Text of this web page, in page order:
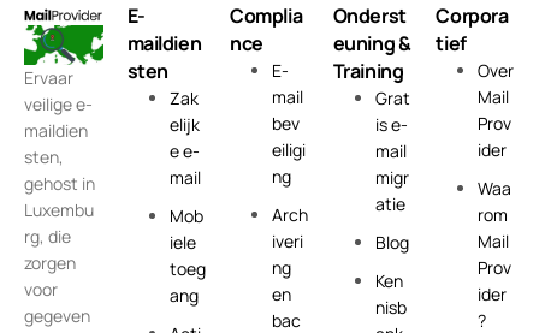
Ervaar
veilige e-
maildien
sten,
gehost in
Luxembu
rg, die
zorgen
voor
gegeven
E-
maildien
sten
Zak
elijk
e e-
mail
Mob
iele
toeg
ang
Complia
nce
E-
mail
bev
eiligi
ng
Arch
iveri
ng
en
bac
Onderst
euning &
Training
Grat
is e-
mail
migr
atie
Blog
Ken
nisb
Corpora
tief
Over
Mail
Prov
ider
Waa
rom
Mail
Prov
ider
?